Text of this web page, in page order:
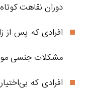
دوران نقاهت
افرادی که پس از
مشکلات جنسی
افرادی که